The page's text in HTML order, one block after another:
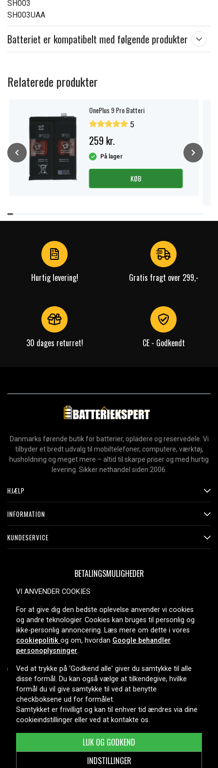
SH003
SH003UAA
Batteriet er kompatibelt med følgende produkter
Relaterede produkter
OnePlus 9 Pro Batteri
5
259 kr.
På lager
KØB
Item
1
Hurtig levering! Gratis fragt over 299,-
30 dages returret! CE - Godkendt
Danmarks førende butik for batterier, opladere og reservedele. Vi
tilbyder et bredt udvalg til mobiltelefoner, computere, værktøj,
husholdning og meget mere – altid til skarpe priser og med hurtig
levering. Sikker nethandel siden 2006.
HJÆLP
INFORMATION
KUNDESERVICE
BETALINGSMULIGHEDER
LEVERINGSMULIGHEDER
Copyright © 2026, Spares Nordic AB
VI ANVENDER COOKIES
For at give dig den bedste oplevelse anvender vi cookies
og andre teknologier. Cookies kan bruges til personlig og
ikke-personlig annoncering. Læs mere om dette i vores
cookiepolitik og om, hvordan Google behandler
personoplysninger.
Ved at trykke på 'Godkend alle' giver du samtykke til alle
disse formål. Du kan også vælge at tilkendegive, hvilke
formål du vil give samtykke til ved at benytte
checkboksene ud for formålet.
Samtykket er frivilligt og kan til enhver tid ændres via dine
cookieindstillinger eller ved at kontakte os.
INDSTILLINGER
LUK OG GODKEND